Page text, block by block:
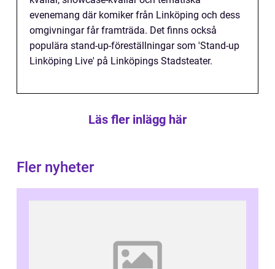
evenemang där komiker från Linköping och dess
omgivningar får framträda. Det finns också
populära stand-up-föreställningar som 'Stand-up
Linköping Live' på Linköpings Stadsteater.
Läs fler inlägg här
Fler nyheter